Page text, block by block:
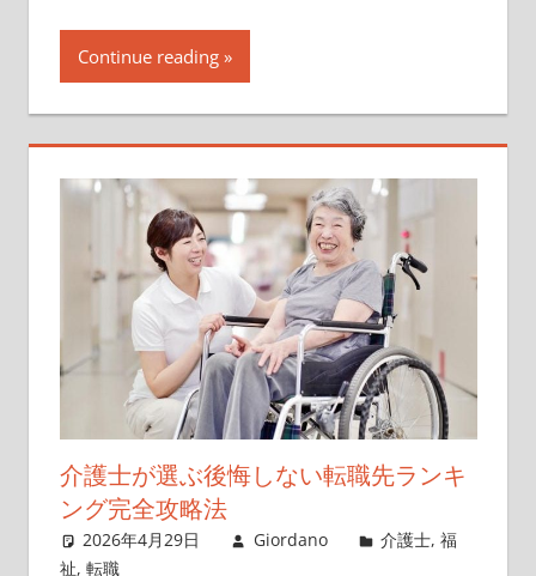
Continue reading
介護士が選ぶ後悔しない転職先ランキ
ング完全攻略法
2026年4月29日 Giordano 介護士,福
祉, 転職